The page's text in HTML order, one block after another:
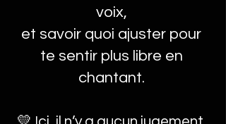
voix,
et savoir quoi ajuster pour
te sentir plus libre en
chantant.